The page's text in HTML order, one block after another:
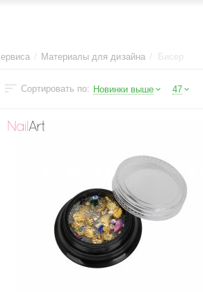
/ Материалы для дизайна / Бисер
Сортировать по: Новинки выше 47